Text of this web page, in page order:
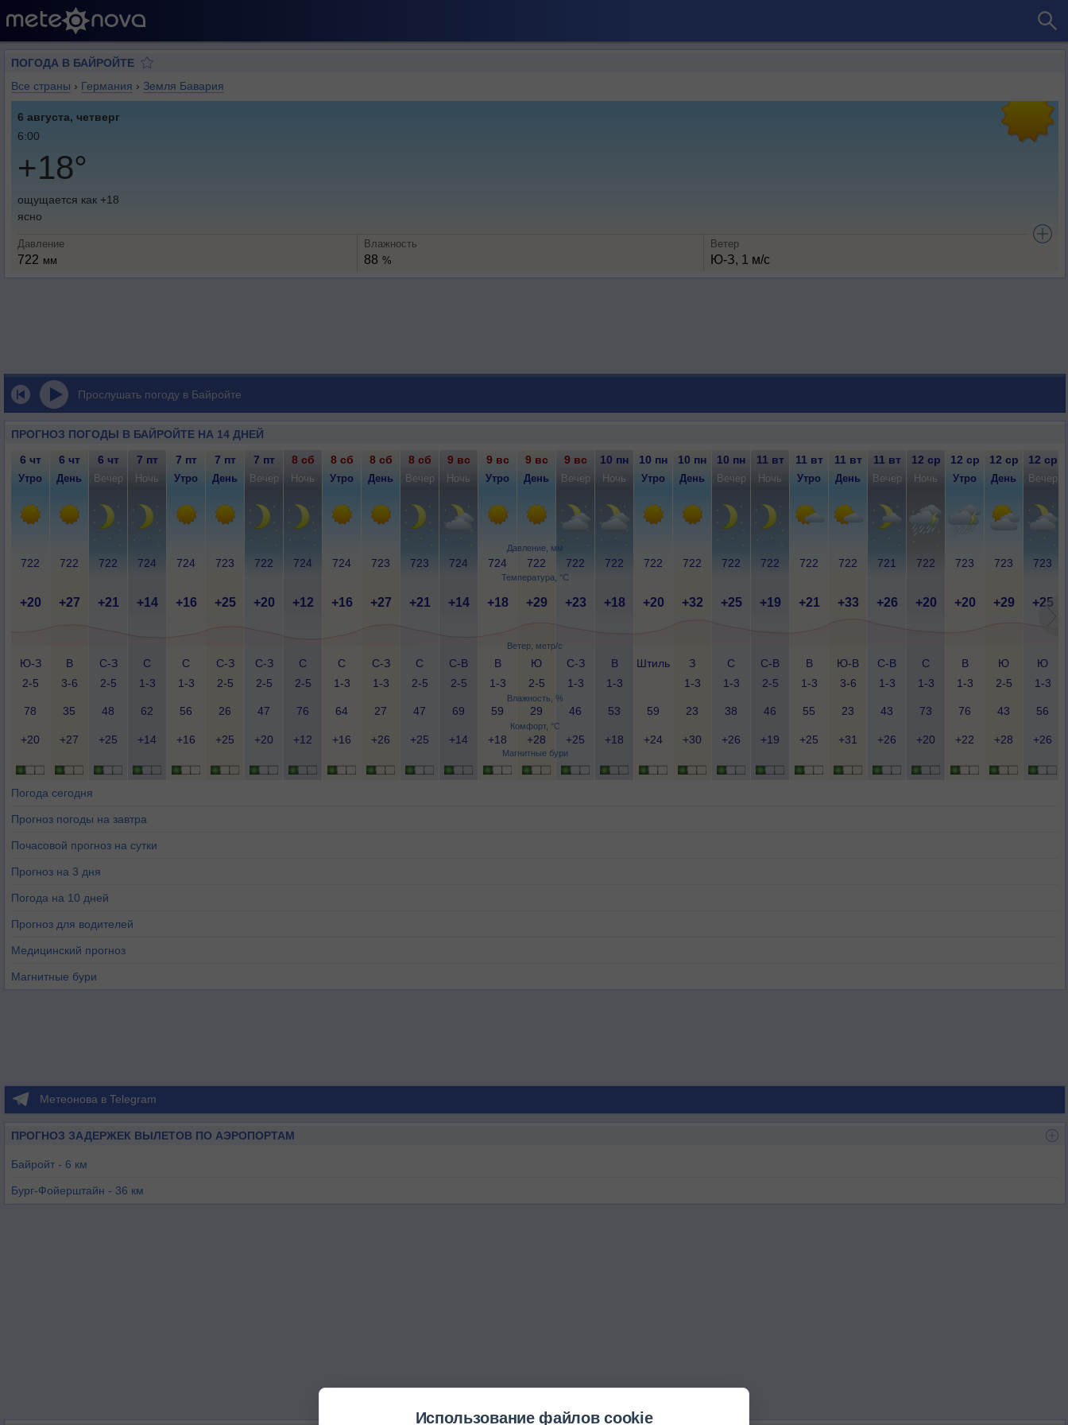
ПОГОДА В БАЙРОЙТЕ
Все страны › Германия › Земля Бавария
6 августа, четверг
6:00
+18°
ощущается как +18
ясно
Давление
722 мм
Влажность
88 %
Ветер
Ю-З, 1 м/с
Прослушать погоду в Байройте
ПРОГНОЗ ПОГОДЫ В БАЙРОЙТЕ НА 14 ДНЕЙ
Давление, мм
Температура, °C
Ветер, метр/с
Влажность, %
Комфорт, °C
Магнитные бури
6 чт 6 чт 6 чт 7 пт 7 пт 7 пт 7 пт 8 сб 8 сб 8 сб 8 сб 9 вс 9 вс 9 вс 9 вс 10 пн 10 пн 10 пн 10 пн 11 вт 11 вт 11 вт 11 вт 12 ср 12 ср 12 ср 12 ср
Утро День Вечер Ночь Утро День Вечер Ночь Утро День Вечер Ночь Утро День Вечер Ночь Утро День Вечер Ночь Утро День Вечер Ночь Утро День Вечер
722 722 722 724 724 723 722 724 724 723 723 724 724 722 722 722 722 722 722 722 722 722 721 722 723 723 723
+20 +27 +21 +14 +16 +25 +20 +12 +16 +27 +21 +14 +18 +29 +23 +18 +20 +32 +25 +19 +21 +33 +26 +20 +20 +29 +25
Ю-З
2-5
В
3-6
С-З
2-5
С
1-3
С
1-3
С-З
2-5
С-З
2-5
С
2-5
С
1-3
С-З
1-3
С
2-5
С-В
2-5
В
1-3
Ю
2-5
С-З
1-3
В
1-3
Штиль
З
1-3
С
1-3
С-В
2-5
В
1-3
Ю-В
3-6
С-В
1-3
С
1-3
В
1-3
Ю
2-5
Ю
1-3
78 35 48 62 56 26 47 76 64 27 47 69 59 29 46 53 59 23 38 46 55 23 43 73 76 43 56
+20 +27 +25 +14 +16 +25 +20 +12 +16 +26 +25 +14 +18 +28 +25 +18 +24 +30 +26 +19 +25 +31 +26 +20 +22 +28 +26
Погода сегодня
Прогноз погоды на завтра
Почасовой прогноз на сутки
Прогноз на 3 дня
Погода на 10 дней
Прогноз для водителей
Медицинский прогноз
Магнитные бури
Метеонова в Telegram
ПРОГНОЗ ЗАДЕРЖЕК ВЫЛЕТОВ ПО АЭРОПОРТАМ
Байройт - 6 км
Бург-Фойерштайн - 36 км
Использование файлов cookie